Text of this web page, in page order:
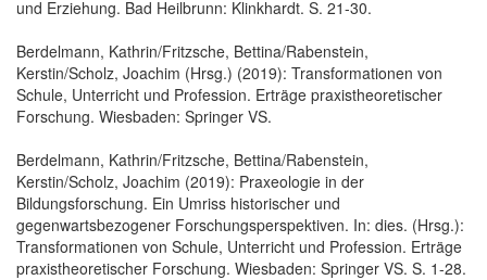
und Erziehung. Bad Heilbrunn: Klinkhardt. S. 21-30.
Berdelmann, Kathrin/Fritzsche, Bettina/Rabenstein,
Kerstin/Scholz, Joachim (Hrsg.) (2019): Transformationen von
Schule, Unterricht und Profession. Erträge praxistheoretischer
Forschung. Wiesbaden: Springer VS.
Berdelmann, Kathrin/Fritzsche, Bettina/Rabenstein,
Kerstin/Scholz, Joachim (2019): Praxeologie in der
Bildungsforschung. Ein Umriss historischer und
gegenwartsbezogener Forschungsperspektiven. In: dies. (Hrsg.):
Transformationen von Schule, Unterricht und Profession. Erträge
praxistheoretischer Forschung. Wiesbaden: Springer VS. S. 1-28.